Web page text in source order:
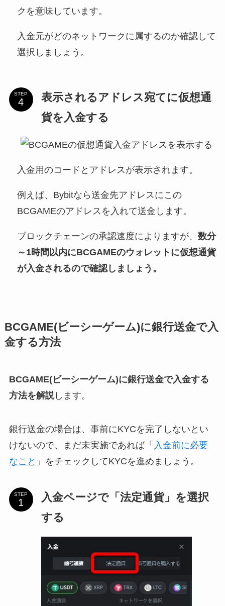
クを意味しています。
入金元がどのネットワークに属するのか確認して
選択しましょう。
STEP
表示されるアドレス宛てに仮想通
貨を入金する
入金用のコードとアドレスが表示されます。
例えば、Bybitなら送金先アドレスにこの
BCGAMEのアドレスを入れて送金します。
ブロックチェーンの承認速度によりますが、 数分
～1時間以内にBCGAMEのウォレットに仮想通貨
が入金されるので確認しましょう。
BCGAME(ビーシーゲーム)に銀行送金で入
金する方法
BCGAME(ビーシーゲーム)に銀行送金で入金する
方法を解説します。
銀行送金の場合は、事前にKYCを完了しないとい
けないので、まだ未実施であれば「 入金前に必要
なこと 」をチェックしてKYCを進めましょう。
STEP
入金ページで「法定通貨」を選択
する